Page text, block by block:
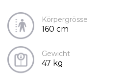
Körpergrösse
160 cm
Gewicht
47 kg